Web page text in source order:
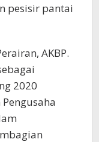
pesisir pantai
AKBP.
2020